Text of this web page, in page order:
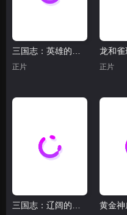
正片
龙和雀
正片
黄金